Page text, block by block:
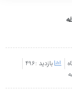
بازدید :496